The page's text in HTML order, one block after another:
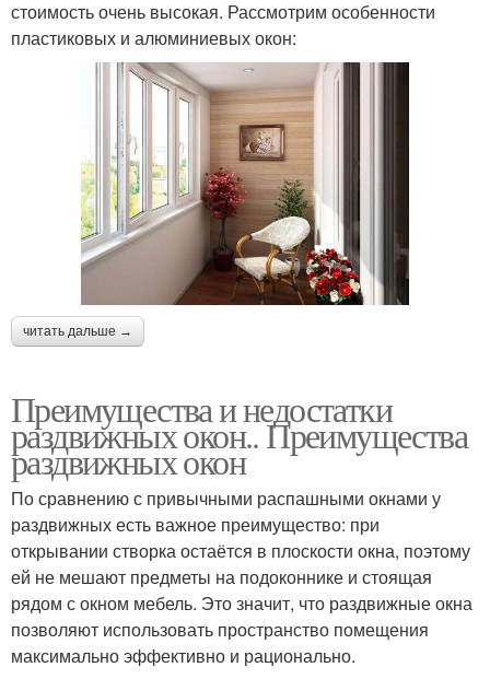
стоимость очень высокая. Рассмотрим особенности
пластиковых и алюминиевых окон:
читать дальше →
Преимущества и недостатки
раздвижных окон.. Преимущества
раздвижных окон
По сравнению с привычными распашными окнами у
раздвижных есть важное преимущество: при
открывании створка остаётся в плоскости окна, поэтому
ей не мешают предметы на подоконнике и стоящая
рядом с окном мебель. Это значит, что раздвижные окна
позволяют использовать пространство помещения
максимально эффективно и рационально.